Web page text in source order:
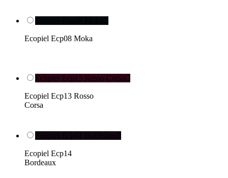
Ecopiel Ecp08 Moka
Ecopiel Ecp13 Rosso Corsa
Ecopiel Ecp13 Rosso
Corsa
Ecopiel Ecp14
Bordeaux